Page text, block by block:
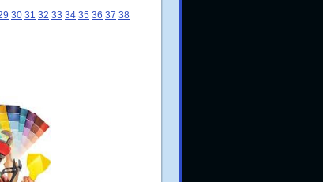
30 31 32 33 34 35 36 37 38